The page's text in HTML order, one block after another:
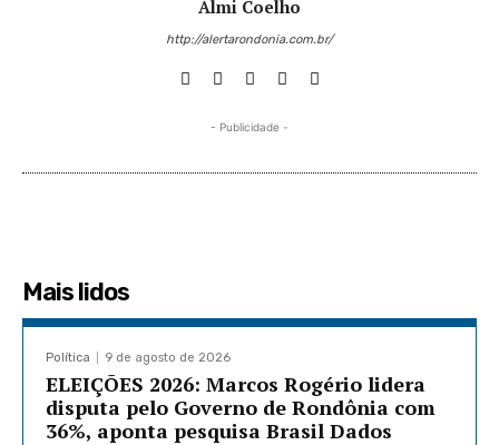
Almi Coelho
http://alertarondonia.com.br/
- Publicidade -
Mais lidos
Política 9 de agosto de 2026
ELEIÇÕES 2026: Marcos Rogério lidera
disputa pelo Governo de Rondônia com
36%, aponta pesquisa Brasil Dados